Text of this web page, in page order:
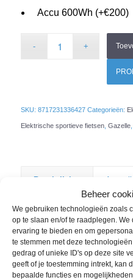
Beheer
We gebruiken technologieën zoals
op te slaan en/of te raadplegen.
ervaring te bieden en om
te stemmen met deze
gedrag of unieke ID's op deze site
geeft of je toestemming intrekt, kan
bepaalde functies en mogelijkheden.
Accu 600Wh (+€200)
SKU: 8717231336427 Categorieën:
Elektrische sportieve fietsen, Gazelle,
Beschrijving
Beschrijving
Ontdek de
Of je nou in het